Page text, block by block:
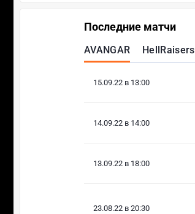
Последние матчи
AVANGAR HellRaisers
15.09.22 в 13:00
14.09.22 в 14:00
13.09.22 в 18:00
23.08.22 в 20:30